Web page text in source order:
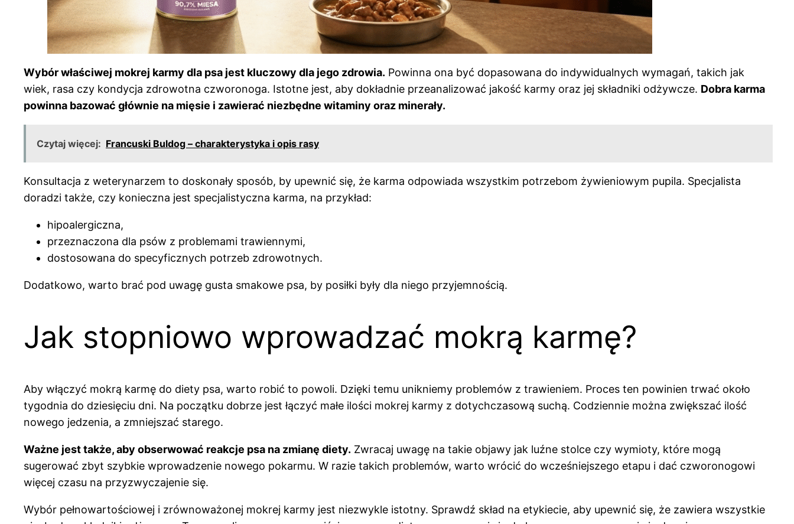
Wybór właściwej mokrej karmy dla psa jest kluczowy dla jego zdrowia. Powinna ona być dopasowana do indywidualnych wymagań, takich jak
wiek, rasa czy kondycja zdrowotna czworonoga. Istotne jest, aby dokładnie przeanalizować jakość karmy oraz jej składniki odżywcze. Dobra karma
powinna bazować głównie na mięsie i zawierać niezbędne witaminy oraz minerały.
Czytaj więcej: Francuski Buldog – charakterystyka i opis rasy
Konsultacja z weterynarzem to doskonały sposób, by upewnić się, że karma odpowiada wszystkim potrzebom żywieniowym pupila. Specjalista
doradzi także, czy konieczna jest specjalistyczna karma, na przykład:
hipoalergiczna,
przeznaczona dla psów z problemami trawiennymi,
dostosowana do specyficznych potrzeb zdrowotnych.
Dodatkowo, warto brać pod uwagę gusta smakowe psa, by posiłki były dla niego przyjemnością.
Jak stopniowo wprowadzać mokrą karmę?
Aby włączyć mokrą karmę do diety psa, warto robić to powoli. Dzięki temu unikniemy problemów z trawieniem. Proces ten powinien trwać około
tygodnia do dziesięciu dni. Na początku dobrze jest łączyć małe ilości mokrej karmy z dotychczasową suchą. Codziennie można zwiększać ilość
nowego jedzenia, a zmniejszać starego.
Ważne jest także, aby obserwować reakcje psa na zmianę diety. Zwracaj uwagę na takie objawy jak luźne stolce czy wymioty, które mogą
sugerować zbyt szybkie wprowadzenie nowego pokarmu. W razie takich problemów, warto wrócić do wcześniejszego etapu i dać czworonogowi
więcej czasu na przyzwyczajenie się.
Wybór pełnowartościowej i zrównoważonej mokrej karmy jest niezwykle istotny. Sprawdź skład na etykiecie, aby upewnić się, że zawiera wszystkie